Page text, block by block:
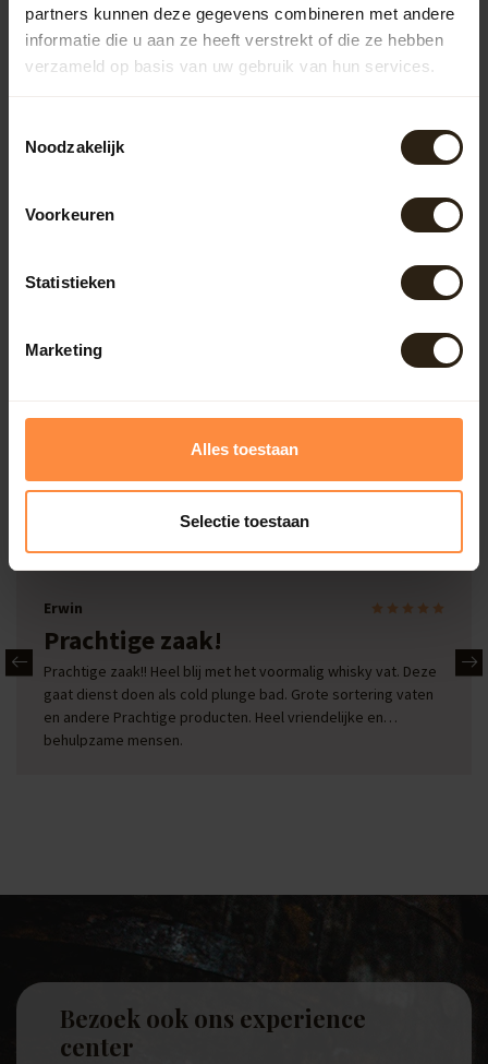
partners kunnen deze gegevens combineren met andere
informatie die u aan ze heeft verstrekt of die ze hebben
verzameld op basis van uw gebruik van hun services.
Noodzakelijk
Voorkeuren
Statistieken
Marketing
Alles toestaan
Selectie toestaan
Kuipen
Meubels
Lampen
Barrel-Rent
Onze reviews
Marcel Beckers
Deskundige hulp en goed advies
Deskundige hulp en advies voor een goed product.
Geweldige locatie en te veel spullen om te kopen. Een
verborgen parel.
Bezoek ook ons experience
center